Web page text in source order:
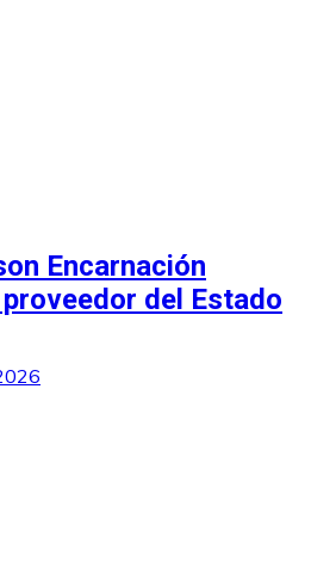
Encarnación
del Estado